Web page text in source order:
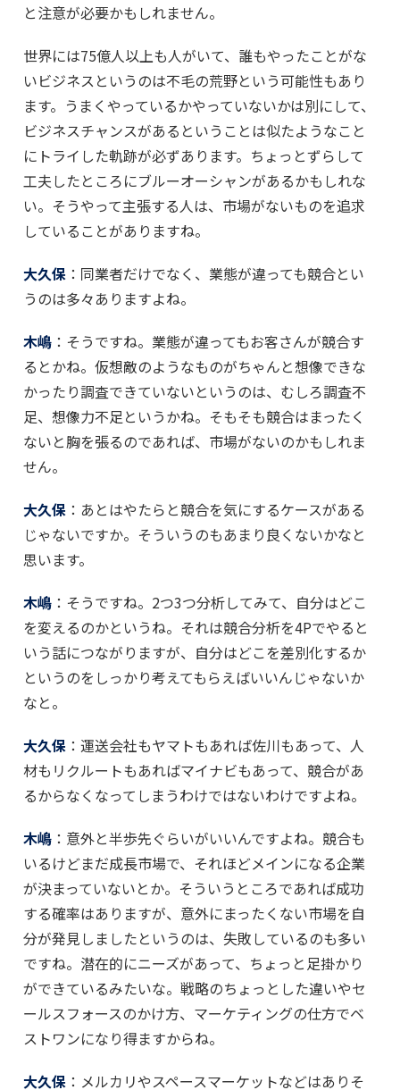
と注意が必要かもしれません。
世界には75億人以上も人がいて、誰もやったことがな
いビジネスというのは不毛の荒野という可能性もあり
ます。うまくやっているかやっていないかは別にして、
ビジネスチャンスがあるということは似たようなこと
にトライした軌跡が必ずあります。ちょっとずらして
工夫したところにブルーオーシャンがあるかもしれな
い。そうやって主張する人は、市場がないものを追求
していることがありますね。
大久保 ：同業者だけでなく、業態が違っても競合とい
うのは多々ありますよね。
木嶋 ：そうですね。業態が違ってもお客さんが競合す
るとかね。仮想敵のようなものがちゃんと想像できな
かったり調査できていないというのは、むしろ調査不
足、想像力不足というかね。そもそも競合はまったく
ないと胸を張るのであれば、市場がないのかもしれま
せん。
大久保 ：あとはやたらと競合を気にするケースがある
じゃないですか。そういうのもあまり良くないかなと
思います。
木嶋 ：そうですね。2つ3つ分析してみて、自分はどこ
を変えるのかというね。それは競合分析を4Pでやると
いう話につながりますが、自分はどこを差別化するか
というのをしっかり考えてもらえばいいんじゃないか
なと。
大久保 ：運送会社もヤマトもあれば佐川もあって、人
材もリクルートもあればマイナビもあって、競合があ
るからなくなってしまうわけではないわけですよね。
木嶋 ：意外と半歩先ぐらいがいいんですよね。競合も
いるけどまだ成長市場で、それほどメインになる企業
が決まっていないとか。そういうところであれば成功
する確率はありますが、意外にまったくない市場を自
分が発見しましたというのは、失敗しているのも多い
ですね。潜在的にニーズがあって、ちょっと足掛かり
ができているみたいな。戦略のちょっとした違いやセ
ールスフォースのかけ方、マーケティングの仕方でベ
ストワンになり得ますからね。
大久保 ：メルカリやスペースマーケットなどはありそ